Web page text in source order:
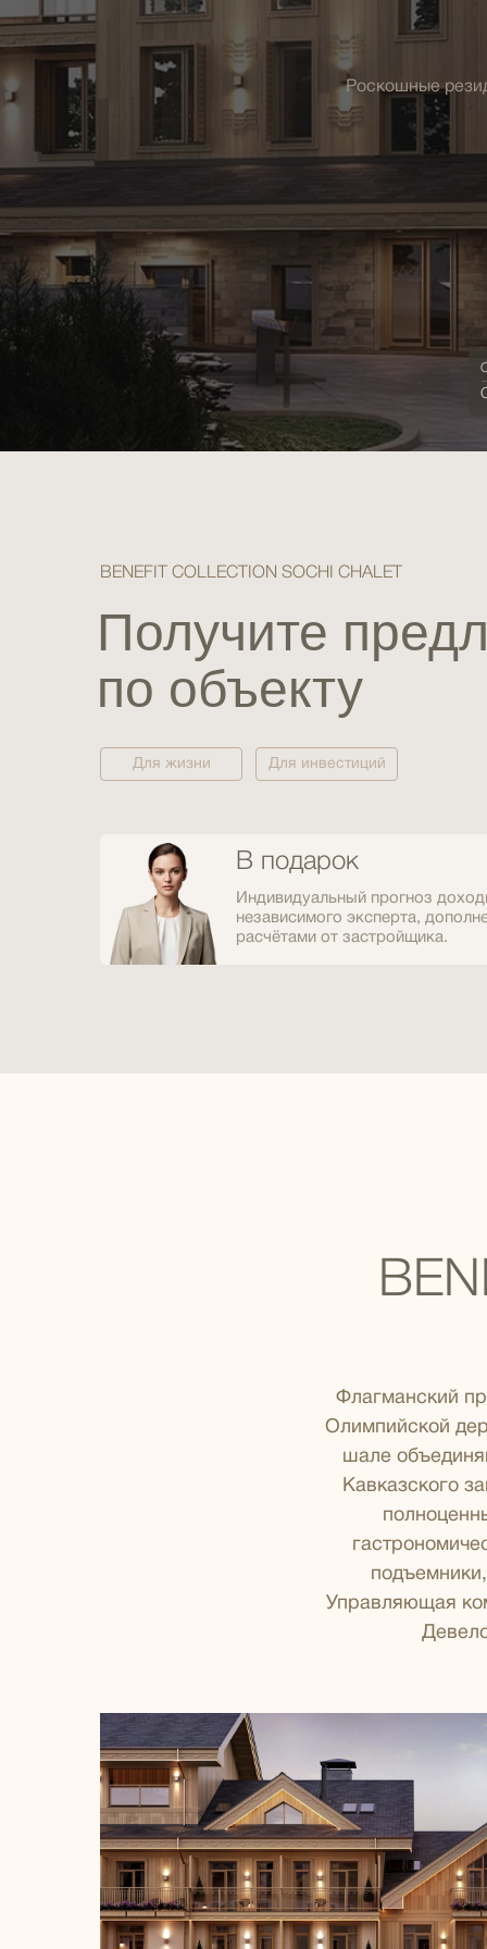
Роскошные
BENEFIT COLLECTION SOCHI CHALET
Индивидуальный прогноз
независимого эксперта,
расчётами от застройщика.
В подарок
Получите
по объекту
Для инвестиций
Для жизни
Флагманский
Олимпийской
шале
Кавказского
Управляющая